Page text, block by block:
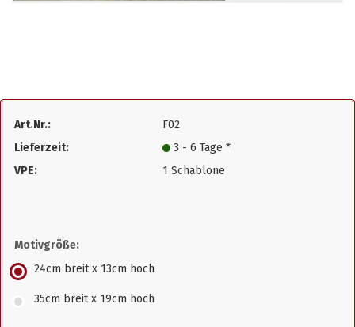
Art.Nr.:
F02
Lieferzeit:
3 - 6 Tage *
VPE:
1 Schablone
Motivgröße:
24cm breit x 13cm hoch
35cm breit x 19cm hoch